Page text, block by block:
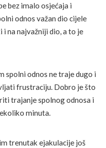
bez imalo osjećaja i
odnos važan dio cijele
i na najvažniji dio, a to je
spolni odnos ne traje dugo i
frustraciju. Dobro je što
trajanje spolnog odnosa i
minuta.
trenutak ejakulacije još